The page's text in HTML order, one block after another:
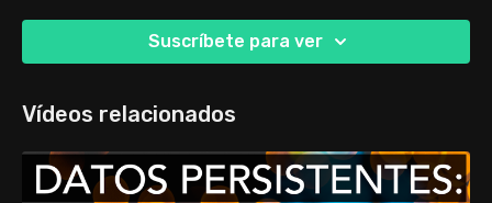
Suscríbete para ver
Vídeos relacionados